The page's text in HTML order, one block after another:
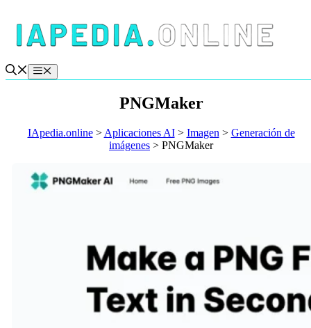
contenido
Menú
PNGMaker
IApedia.online> Aplicaciones AI> Imagen > Generación de
imágenes > PNGMaker